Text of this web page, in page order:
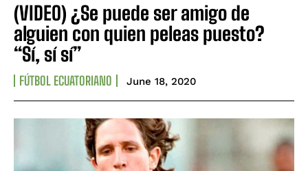
(VIDEO) ¿Se puede ser amigo de
alguien con quien peleas puesto?
“Sí, sí sí”
FÚTBOL ECUATORIANO June 18, 2020